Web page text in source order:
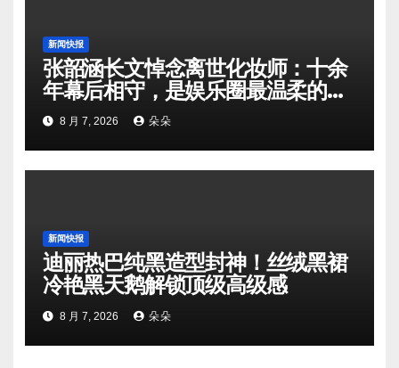
新闻快报
张韶涵长文悼念离世化妆师：十余
年幕后相守，是娱乐圈最温柔的双
向奔赴
8 月 7, 2026 朵朵
新闻快报
迪丽热巴纯黑造型封神！丝绒黑裙
冷艳黑天鹅解锁顶级高级感
8 月 7, 2026 朵朵